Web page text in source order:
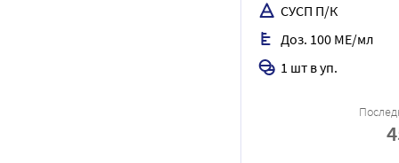
СУСП П/К
Доз. 100 МЕ/мл
1 шт в уп.